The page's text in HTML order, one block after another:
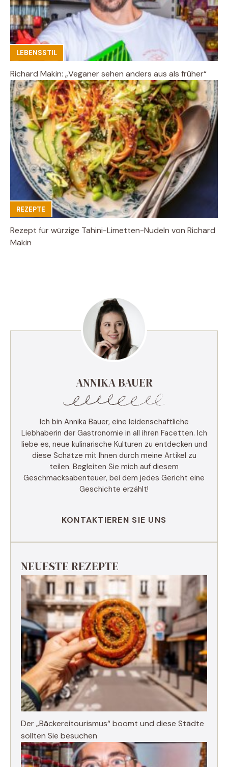
LEBENSSTIL
Richard Makin: „Veganer sehen anders aus als früher“
REZEPTE
Rezept für würzige Tahini-Limetten-Nudeln von Richard
Makin
ANNIKA BAUER
Ich bin Annika Bauer, eine leidenschaftliche
Liebhaberin der Gastronomie in all ihren Facetten. Ich
liebe es, neue kulinarische Kulturen zu entdecken und
diese Schätze mit Ihnen durch meine Artikel zu
teilen. Begleiten Sie mich auf diesem
Geschmacksabenteuer, bei dem jedes Gericht eine
Geschichte erzählt!
KONTAKTIEREN SIE UNS
NEUESTE REZEPTE
Der „Bäckereitourismus“ boomt und diese Städte
sollten Sie besuchen